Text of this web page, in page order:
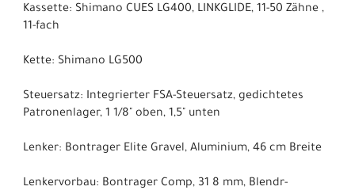
Kassette: Shimano CUES LG400, LINKGLIDE, 11-50 Zähne ,
11-fach
Kette: Shimano LG500
Steuersatz: Integrierter FSA-Steuersatz, gedichtetes
Patronenlager, 1 1/8" oben, 1,5" unten
Lenker: Bontrager Elite Gravel, Aluminium, 46 cm Breite
Lenkervorbau: Bontrager Comp, 31 8 mm, Blendr-